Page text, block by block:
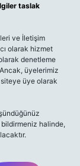
taslak
ve İletişim
olarak hizmet
denetleme
üyelerimiz
üye olarak
halinde,